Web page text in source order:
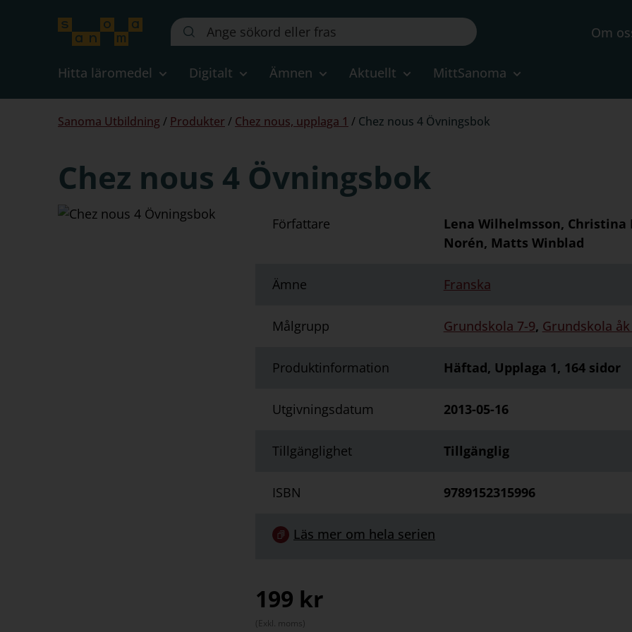
Sök
på
webbplatsen::
Om
Hitta läromedel Digitalt Ämnen Aktuellt MittSanoma
Du
Sanoma Utbildning / Produkter / Chez nous, upplaga 1 / Chez nous 4 Övningsbok
Chez nous 4 Övningsbok
Författare
Lena Wilhelmsson,
Norén, Matts Winblad
Ämne Franska
Målgrupp Grundskola 7-9, Grundskola åk
Produktinformation Häftad, Upplaga 1, 164 sidor
Utgivningsdatum 2013-05-16
Tillgänglighet Tillgänglig
ISBN 9789152315996
LänkLäs mer om hela serien
199 kr
(Exkl. moms)